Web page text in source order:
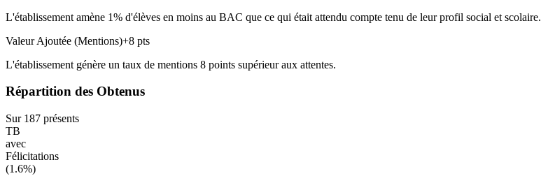
L'établissement amène 1% d'élèves en moins au BAC que ce qui était attendu compte tenu de leur profil social et scolaire.
Valeur Ajoutée (Mentions)+8 pts
L'établissement génère un taux de mentions 8 points supérieuraux attentes.
Répartition des Obtenus
Sur 187 présents
TB
avec
Félicitations
(1.6%)